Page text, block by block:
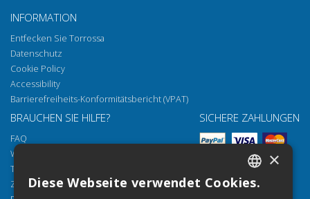
INFORMATION
Entfecken Sie Torrossa
Datenschutz
Cookie Policy
Accessibility
Barrierefreiheits-Konformitätsbericht (VPAT)
BRAUCHEN SIE HILFE?
FAQ
Wie öffnen Sie unsere Dokumente
Torrossa Reader
Zugriffsmöglichkeiten
SICHERE ZAHLUNGEN
ITALIAN
×
Diese Webseite verwendet Cookies.